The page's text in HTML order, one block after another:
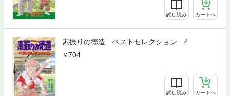
試し読み カートへ
素振りの徳造 ベストセレクション 4
704
試し読み カートへ